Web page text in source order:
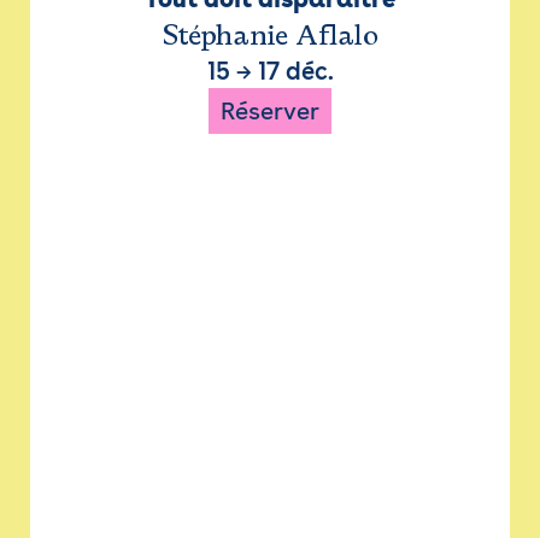
Stéphanie Aflalo
15 → 17 déc.
Réserver